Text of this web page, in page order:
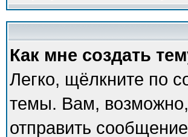
Как мне создать
Легко, щёлкните по
темы. Вам, возможно,
отправить